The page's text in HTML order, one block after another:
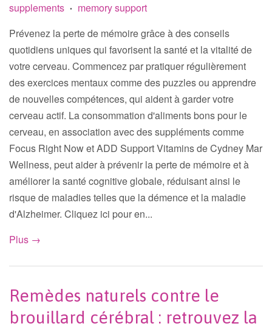
supplements •
memory support
Prévenez la perte de mémoire grâce à des conseils
quotidiens uniques qui favorisent la santé et la vitalité de
votre cerveau. Commencez par pratiquer régulièrement
des exercices mentaux comme des puzzles ou apprendre
de nouvelles compétences, qui aident à garder votre
cerveau actif. La consommation d'aliments bons pour le
cerveau, en association avec des suppléments comme
Focus Right Now et ADD Support Vitamins de Cydney Mar
Wellness, peut aider à prévenir la perte de mémoire et à
améliorer la santé cognitive globale, réduisant ainsi le
risque de maladies telles que la démence et la maladie
d'Alzheimer. Cliquez ici pour en...
Plus →
Remèdes naturels contre le
brouillard cérébral : retrouvez la